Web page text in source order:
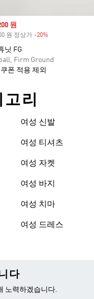
원
원 정상가 -20%
닛 FG
Firm Ground
폰 적용 제외
리
여성 신발
여성 티셔츠
여성 자켓
여성 바지
여성 치마
여성 드레스
다
노력하겠습니다.